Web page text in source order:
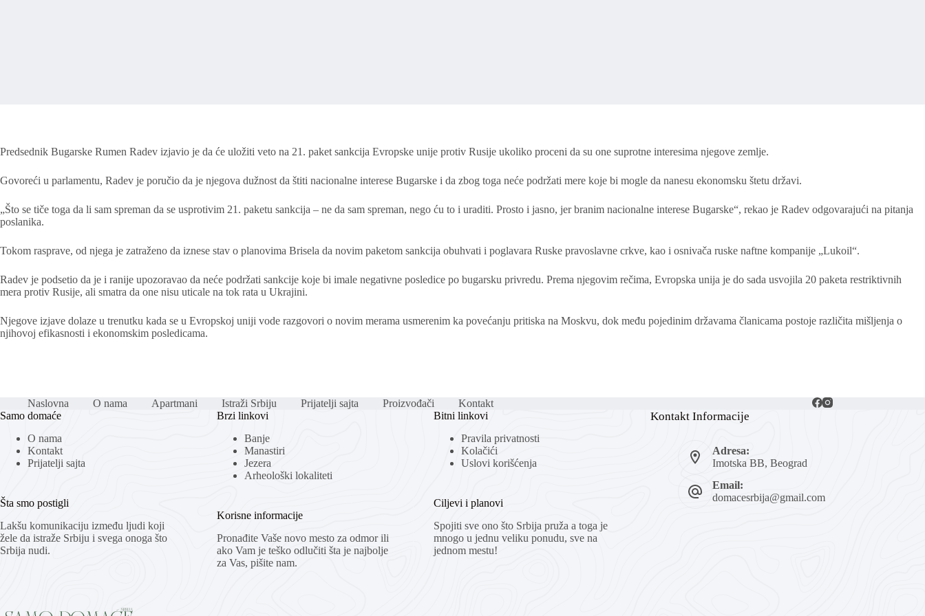
Predsednik Bugarske Rumen Radev izjavio je da će uložiti veto na 21. paket sankcija Evropske unije protiv Rusije ukoliko proceni da su one suprotne interesima njegove zemlje.
Govoreći u parlamentu, Radev je poručio da je njegova dužnost da štiti nacionalne interese Bugarske i da zbog toga neće podržati mere koje bi mogle da nanesu ekonomsku štetu državi.
„Što se tiče toga da li sam spreman da se usprotivim 21. paketu sankcija – ne da sam spreman, nego ću to i uraditi. Prosto i jasno, jer branim nacionalne interese Bugarske“, rekao je Radev odgovarajući na pitanja
poslanika.
Tokom rasprave, od njega je zatraženo da iznese stav o planovima Brisela da novim paketom sankcija obuhvati i poglavara Ruske pravoslavne crkve, kao i osnivača ruske naftne kompanije „Lukoil“.
Radev je podsetio da je i ranije upozoravao da neće podržati sankcije koje bi imale negativne posledice po bugarsku privredu. Prema njegovim rečima, Evropska unija je do sada usvojila 20 paketa restriktivnih
mera protiv Rusije, ali smatra da one nisu uticale na tok rata u Ukrajini.
Njegove izjave dolaze u trenutku kada se u Evropskoj uniji vode razgovori o novim merama usmerenim ka povećanju pritiska na Moskvu, dok među pojedinim državama članicama postoje različita mišljenja o
njihovoj efikasnosti i ekonomskim posledicama.
Naslovna O nama Apartmani Istraži Srbiju Prijatelji sajta Proizvođači
Kontakt
Samo domaće
O nama
Kontakt
Prijatelji sajta
Šta smo postigli
Lakšu komunikaciju između ljudi koji
žele da istraže Srbiju i svega onoga što
Srbija nudi.
Brzi linkovi
Banje
Manastiri
Jezera
Arheološki lokaliteti
Korisne informacije
Pronađite Vaše novo mesto za odmor ili
ako Vam je teško odlučiti šta je najbolje
za Vas, pišite nam.
Bitni linkovi
Pravila privatnosti
Kolačići
Uslovi korišćenja
Ciljevi i planovi
Spojiti sve ono što Srbija pruža a toga je
mnogo u jednu veliku ponudu, sve na
jednom mestu!
Kontakt Informacije
Adresa:
Imotska BB, Beograd
Email:
domacesrbija@gmail.com